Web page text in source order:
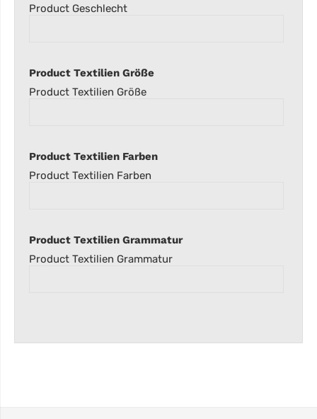
Product Geschlecht
Product Textilien Größe
Product Textilien Größe
Product Textilien Farben
Product Textilien Farben
Product Textilien Grammatur
Product Textilien Grammatur